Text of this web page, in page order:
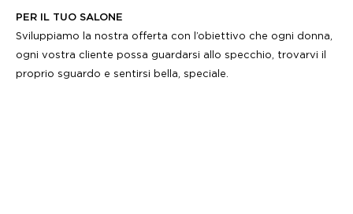
PER IL TUO SALONE
Sviluppiamo la nostra offerta con l’obiettivo che ogni donna,
ogni vostra cliente possa guardarsi allo specchio, trovarvi il
proprio sguardo e sentirsi bella, speciale.